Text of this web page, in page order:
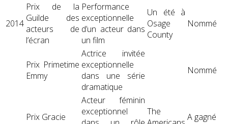
2014
Prix ​​de la
Guilde des
acteurs de
l’écran
Performance
exceptionnelle
d’un acteur dans
un film
Un été à
Osage
County
Nommé
Prix ​​Primetime
Emmy
Actrice invitée
exceptionnelle
dans une série
dramatique
The
Nommé
Prix ​​Gracie
Acteur féminin
exceptionnel
A gagné